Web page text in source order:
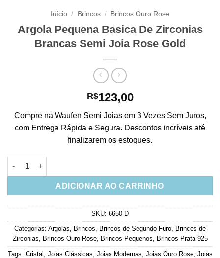
Início / Brincos / Brincos Ouro Rose
Argola Pequena Basica De Zirconias
Brancas Semi Joia Rose Gold
R$123,00
Compre na Waufen Semi Joias em 3 Vezes Sem Juros,
com Entrega Rápida e Segura. Descontos incríveis até
finalizarem os estoques.
Argola Pequena Basica De Zirconias Brancas Semi Joia Rose
ADICIONAR AO CARRINHO
SKU: 6650-D
Categorias: Argolas Brincos Brincos de Segundo Furo Brincos de
Zirconias
Brincos Ouro Rose, Brincos Pequenos Brincos Prata 925
Tags: Cristal Joias Clássicas Joias Modernas Joias Ouro Rose, Joias